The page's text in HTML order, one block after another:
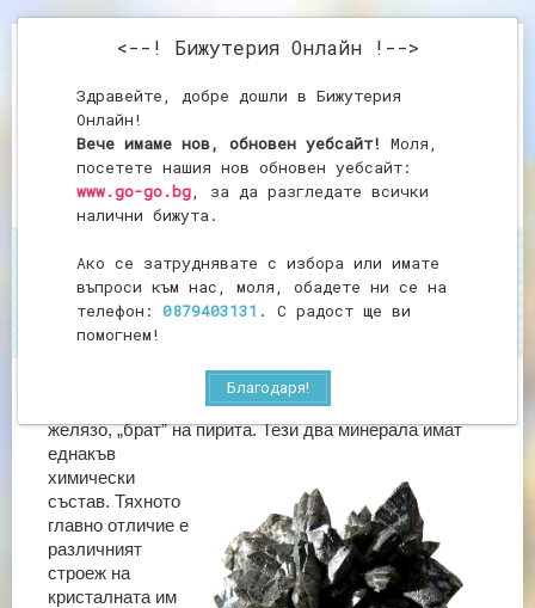
<--! Бижутерия Онлайн !-->
Здравейте, добре дошли в Бижутерия
Онлайн!
Вече имаме нов, обновен уебсайт! Моля,
посетете нашия нов обновен уебсайт:
www.go-go.bg, за да разгледате всички
налични бижута.
Ако се затруднявате с избора или имате
въпроси към нас, моля, обадете ни се на
телефон: 0879403131 . С радост ще ви
помогнем!
Благодаря!
Начало Марказит
Марказит
Марказит – непрозрачен минерал, съдържащ
желязо, „брат” на пирита. Тези два минерала имат
еднакъв
химически
състав. Тяхното
главно отличие е
различният
строеж на
кристалната им